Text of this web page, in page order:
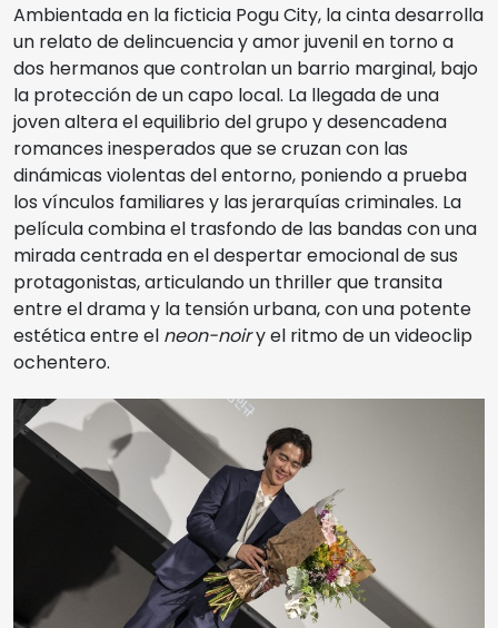
Ambientada en la ficticia Pogu City, la cinta desarrolla
un relato de delincuencia y amor juvenil en torno a
dos hermanos que controlan un barrio marginal, bajo
la protección de un capo local. La llegada de una
joven altera el equilibrio del grupo y desencadena
romances inesperados que se cruzan con las
dinámicas violentas del entorno, poniendo a prueba
los vínculos familiares y las jerarquías criminales. La
película combina el trasfondo de las bandas con una
mirada centrada en el despertar emocional de sus
protagonistas, articulando un thriller que transita
entre el drama y la tensión urbana, con una potente
estética entre el neon-noiry el ritmo de un videoclip
ochentero.